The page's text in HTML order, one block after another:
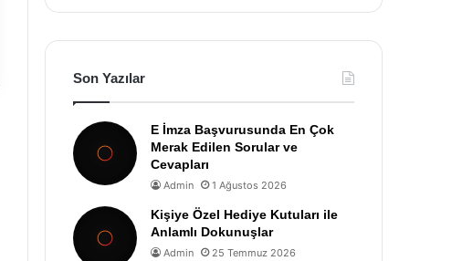
Son Yazılar
E İmza Başvurusunda En Çok
Merak Edilen Sorular ve
Cevapları
Admin 1 Ağustos 2026
Kişiye Özel Hediye Kutuları ile
Anlamlı Dokunuşlar
Admin 25 Temmuz 2026